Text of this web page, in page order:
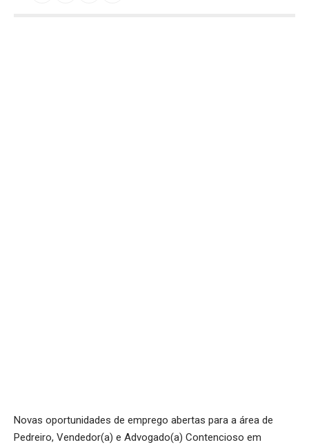
Novas oportunidades de emprego abertas para a área de
Pedreiro, Vendedor(a) e Advogado(a) Contencioso em